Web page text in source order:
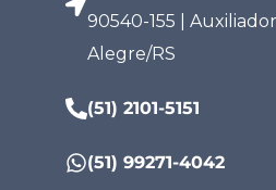
90540-155 |
Alegre/RS
(51) 2101-5151
(51) 99271-4042